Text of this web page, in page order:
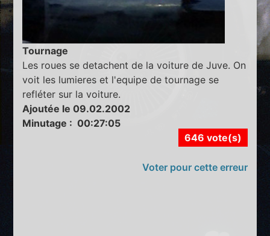
Tournage
Les roues se detachent de la voiture de Juve. On
voit les lumieres et l'equipe de tournage se
refléter sur la voiture.
Ajoutée le 09.02.2002
Minutage : 00:27:05
646 vote(s)
Voter pour cette erreur